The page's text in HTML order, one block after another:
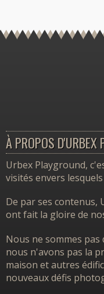
À PROPOS D'URBEX
Urbex Playground,
visités envers
De par ses contenus,
ont fait la gloire de
Nous ne sommes pas
nous n'avons pas la
maison et autres
nouveaux défis